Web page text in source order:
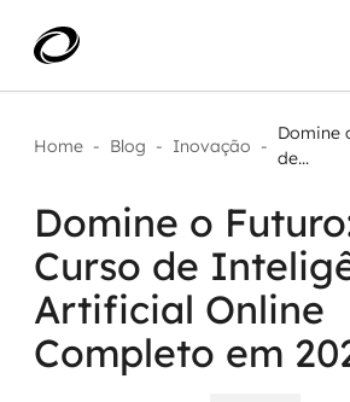
Aplicar IA com impacto real
AI / Machine Learning
IA Generativa
Projetos
Carreira
Home - Blog - Inovação -
Domine
de...
Domine o
Curso de
Artificial Online
Completo em